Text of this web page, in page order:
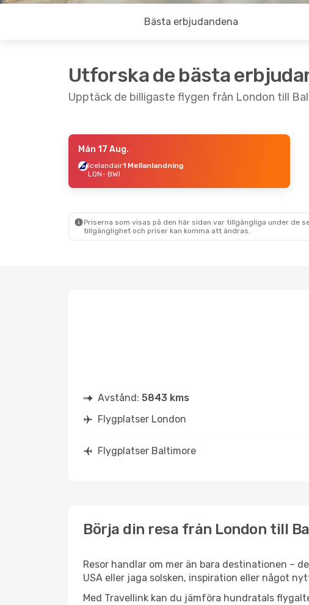
Bästa erbjudandena
Utforska de bästa
Upptäck de billigaste flygen från London till
- Fre 4 Sep.
1 Mellanlandning
Mån 17 Aug.
Icelandair1 Mellanlandning
LON- BWI
Priserna som visas på den här sidan var tillgängliga under de
tillgänglighet och priser kan komma att ändras.
Avstånd: 5843 kms
Flygplatser London
Flygplatser Baltimore
Börja din resa från London till
Resor handlar om mer än bara destinationen –
USA eller jaga solsken, inspiration eller något
Med Travellink kan du jämföra hundratals